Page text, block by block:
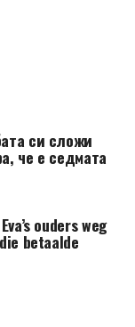
си сложи
че е седмата
ouders weg
betaalde